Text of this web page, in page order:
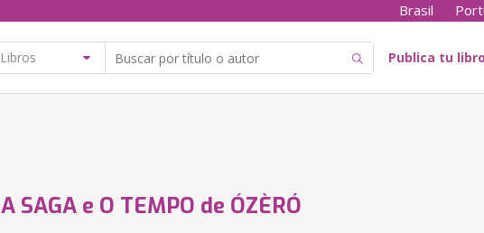
Brasil
Publica tu
A SAGA e O TEMPO de ÓZÈRÓ